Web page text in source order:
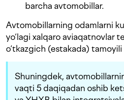
barcha avtomobillar.
Avtomobillarning odamlarni
yo‘lagi xalqaro aviaqatnovlar
o‘tkazgich (estakada) tamoyili
Shuningdek,
vaqti 5 daqiqadan oshib